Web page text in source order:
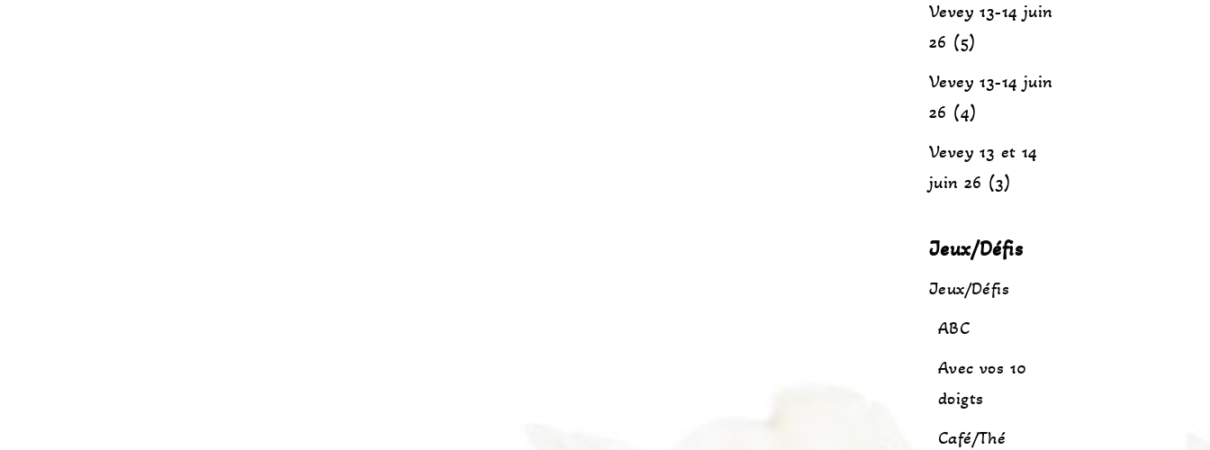
Vevey 13-14 juin
26 (5)
Vevey 13-14 juin
26 (4)
Vevey 13 et 14
juin 26 (3)
Jeux/Défis
Jeux/Défis
ABC
Avec vos 10
doigts
Café/Thé